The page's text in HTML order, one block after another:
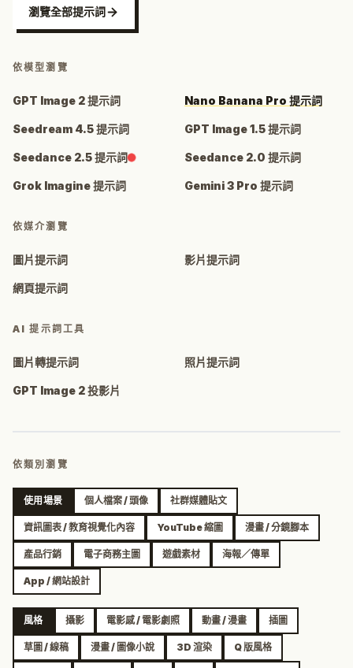
瀏覽全部提示詞
依模型瀏覽
GPT Image 2 提示詞 Nano Banana Pro 提示詞
Seedream 4.5 提示詞 GPT Image 1.5 提示詞
Seedance 2.5 提示詞 Seedance 2.0 提示詞
Grok Imagine 提示詞 Gemini 3 Pro 提示詞
依媒介瀏覽
圖片提示詞 影片提示詞
網頁提示詞
AI 提示詞工具
圖片轉提示詞 照片提示詞
GPT Image 2 投影片
依類別瀏覽
使用場景 個人檔案 / 頭像 社群媒體貼文
資訊圖表 / 教育視覺化內容 YouTube 縮圖 漫畫 / 分鏡腳本
產品行銷 電子商務主圖 遊戲素材 海報／傳單
App / 網站設計
風格 攝影 電影感 / 電影劇照 動畫 / 漫畫 插圖
草圖 / 線稿 漫畫 / 圖像小說 3D 渲染 Q 版風格